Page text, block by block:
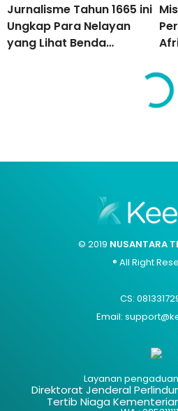
Jurnalisme Tahun 1665 ini
Ungkap Para Nelayan
yang Lihat Benda
© 2019 NUSANTARA
® All Right
CS:
Email:
Layanan
Direktorat Jenderal
Tertib Niaga